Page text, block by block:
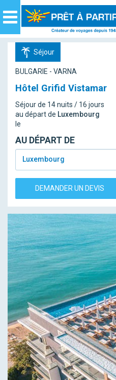
Navigation
Séjour
BULGARIE - VARNA
Hôtel Grifid Vistamar
Séjour de 14 nuits / 16 jours
au départ de Luxembourg
le
AU DÉPART DE
Luxembourg
DEMANDER UN DEVIS
Panneau de gestion des cookies